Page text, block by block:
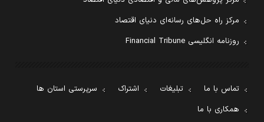
مرکز راه حل‌های رسانه‌ای دنیای اقتصاد
روزنامه انگلیسی Financial Tribune
تماس با ما تبلیغات اشتراک
سرپرستی استان ها
همکاری با ما